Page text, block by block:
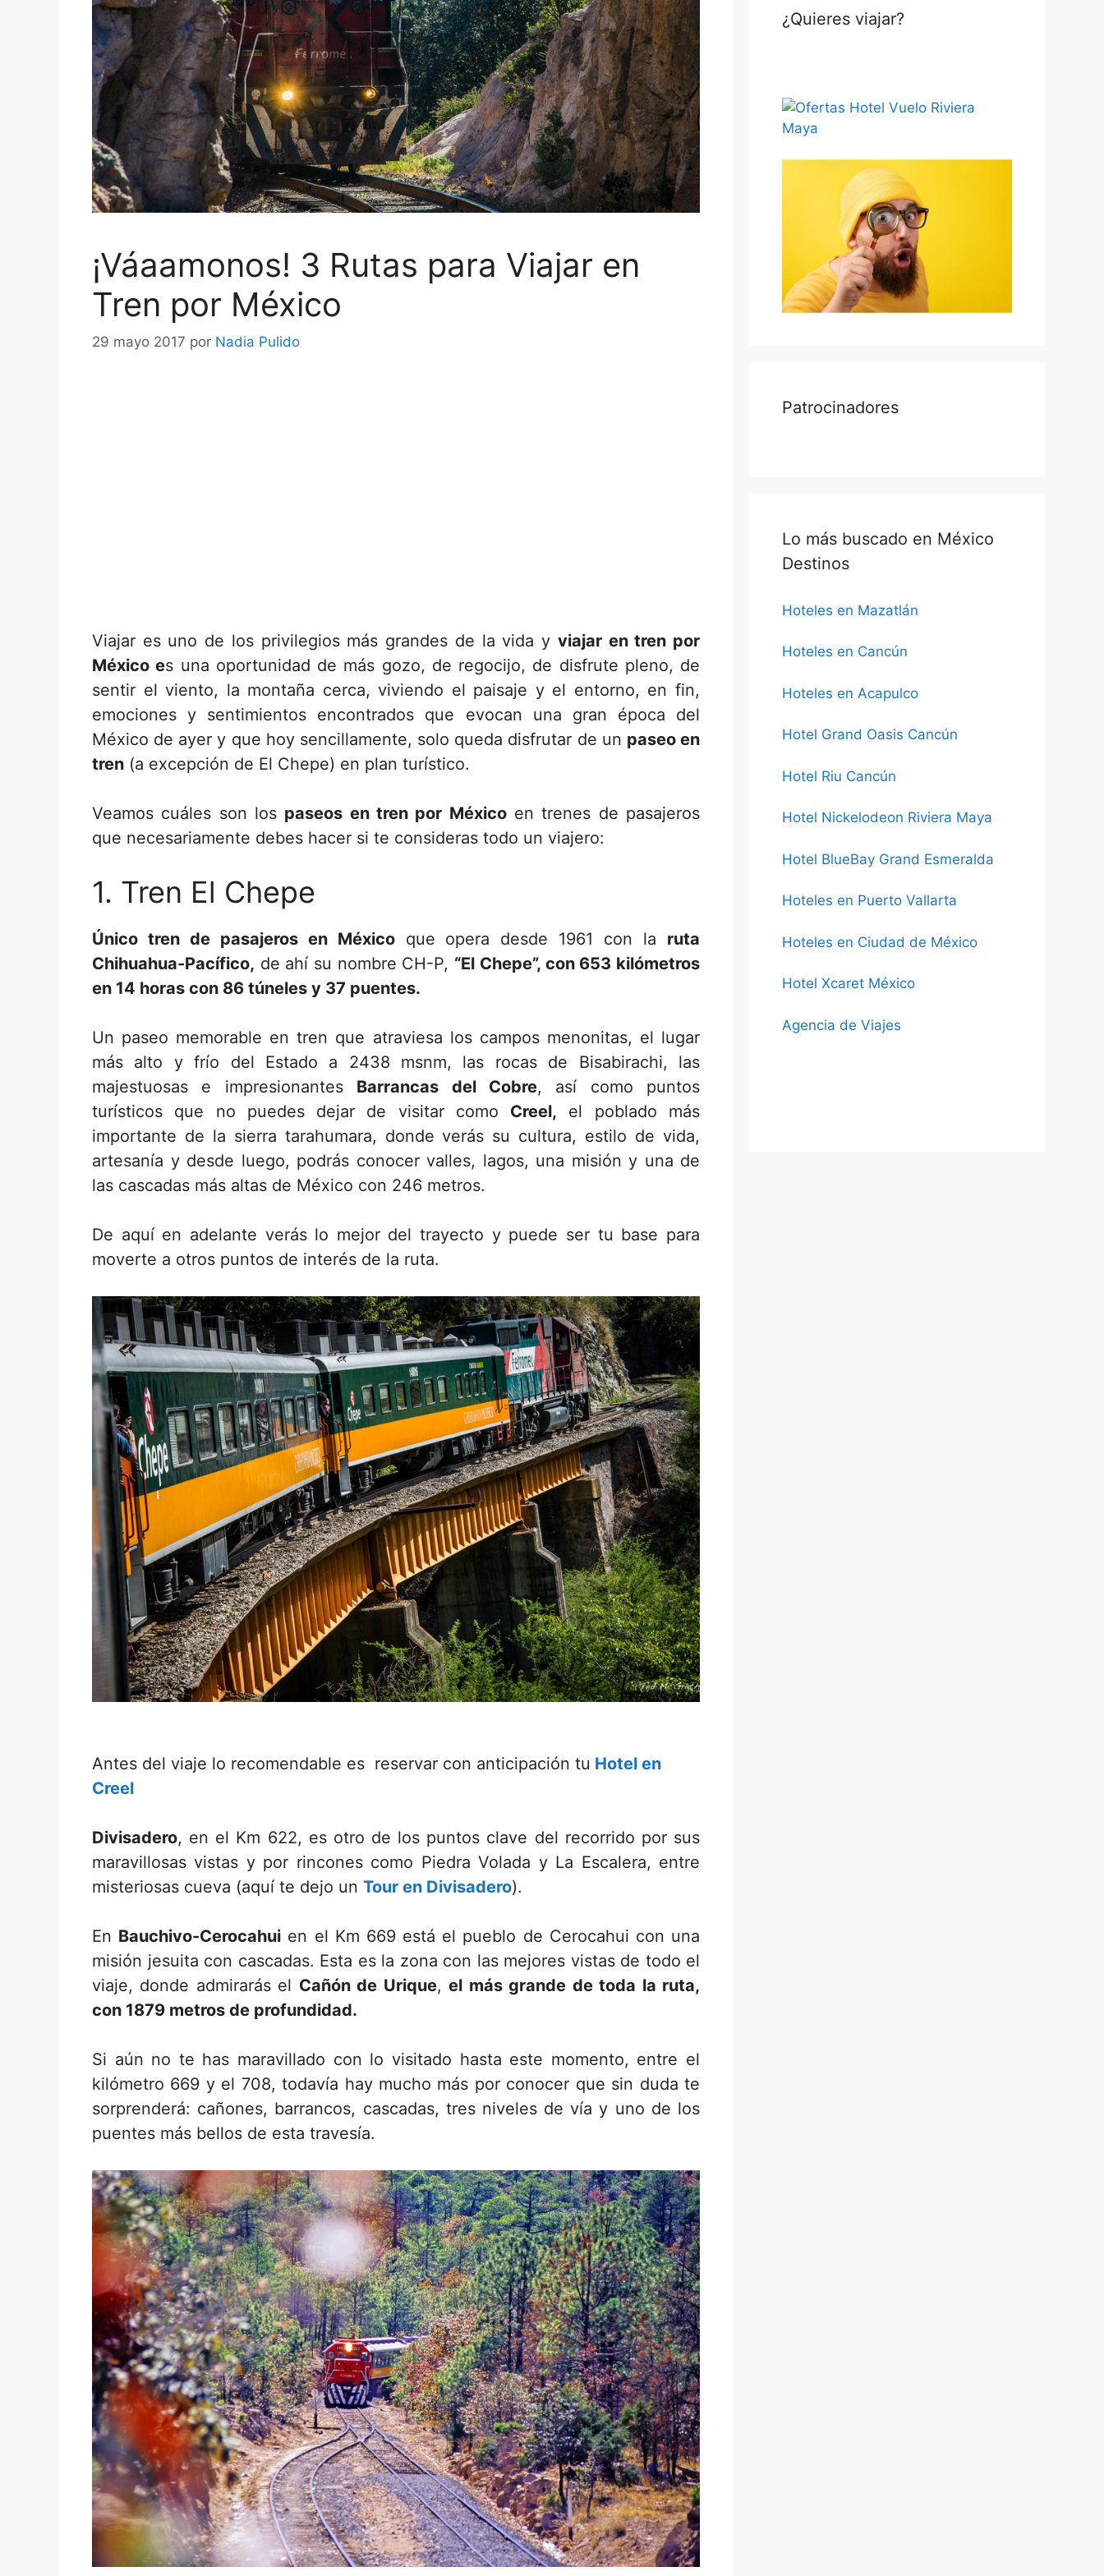
¡Váaamonos! 3 Rutas para Viajar en
Tren por México
29 mayo 2017 por Nadia Pulido
Viajar es uno de los privilegios más grandes de la vida y viajar en tren por
México es una oportunidad de más gozo, de regocijo, de disfrute pleno, de
sentir el viento, la montaña cerca, viviendo el paisaje y el entorno, en fin,
emociones y sentimientos encontrados que evocan una gran época del
México de ayer y que hoy sencillamente, solo queda disfrutar de un paseo en
tren (a excepción de El Chepe) en plan turístico.
Veamos cuáles son los paseos en tren por Méxicoen trenes de pasajeros
que necesariamente debes hacer si te consideras todo un viajero:
1. Tren El Chepe
Único tren de pasajeros en Méxicoque opera desde 1961 con la ruta
Chihuahua-Pacífico, de ahí su nombre CH-P, “El Chepe”, con 653 kilómetros
en 14 horas con 86 túneles y 37 puentes.
Un paseo memorable en tren que atraviesa los campos menonitas, el lugar
más alto y frío del Estado a 2438 msnm, las rocas de Bisabirachi, las
majestuosas e impresionantes Barrancas del Cobre, así como puntos
turísticos que no puedes dejar de visitar como Creel, el poblado más
importante de la sierra tarahumara, donde verás su cultura, estilo de vida,
artesanía y desde luego, podrás conocer valles, lagos, una misión y una de
las cascadas más altas de México con 246 metros.
De aquí en adelante verás lo mejor del trayecto y puede ser tu base para
moverte a otros puntos de interés de la ruta.
Antes del viaje lo recomendable es reservar con anticipación tu Hotel en
Creel
Divisadero, en el Km 622, es otro de los puntos clave del recorrido por sus
maravillosas vistas y por rincones como Piedra Volada y La Escalera, entre
misteriosas cueva (aquí te dejo un Tour en Divisadero).
En Bauchivo-Cerocahui en el Km 669 está el pueblo de Cerocahui con una
misión jesuita con cascadas. Esta es la zona con las mejores vistas de todo el
viaje, donde admirarás el Cañón de Urique,el más grande de toda la ruta,
con 1879 metros de profundidad.
Si aún no te has maravillado con lo visitado hasta este momento, entre el
kilómetro 669 y el 708, todavía hay mucho más por conocer que sin duda te
sorprenderá: cañones, barrancos, cascadas, tres niveles de vía y uno de los
puentes más bellos de esta travesía.
¿Quieres viajar?
Patrocinadores
Lo más buscado en México
Destinos
Hoteles en Mazatlán
Hoteles en Cancún
Hoteles en Acapulco
Hotel Grand Oasis Cancún
Hotel Riu Cancún
Hotel Nickelodeon Riviera Maya
Hotel BlueBay Grand Esmeralda
Hoteles en Puerto Vallarta
Hoteles en Ciudad de México
Hotel Xcaret México
Agencia de Viajes